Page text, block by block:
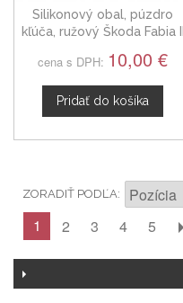
Silikonový obal, púzdro
kľúča, ružový Škoda Fabia II
cena s DPH: 10,00 €
Pridať do košíka
ZORADIŤ PODĽA
1 2 3 4 5